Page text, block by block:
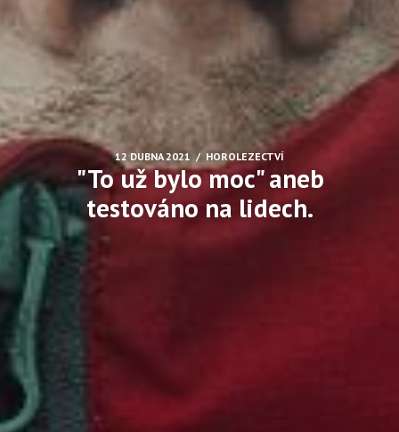
12 DUBNA 2021 / HOROLEZECTVÍ
"To už bylo moc" aneb
testováno na lidech.